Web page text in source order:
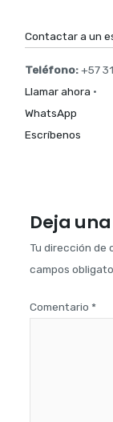
Contactar a un
Teléfono:+57
Llamar ahora ·
WhatsApp
Escríbenos
Deja
Tu dirección de
campos
Comentario *